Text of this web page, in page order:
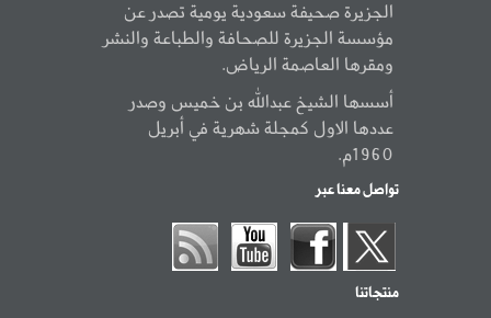
الجزيرة صحيفة سعودية يومية تصدر عن
مؤسسة الجزيرة للصحافة والطباعة والنشر
ومقرها العاصمة الرياض.
أسسها الشيخ عبدالله بن خميس وصدر
عددها الاول كمجلة شهرية في أبريل
1960م.
تواصل معنا عبر
منتجاتنا